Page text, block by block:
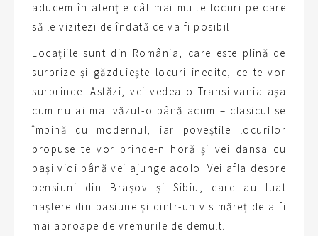
aducem în atenție cât mai multe locuri pe care
să le vizitezi de îndată ce va fi posibil.
Locațiile sunt din România, care este plină de
surprize și găzduiește locuri inedite, ce te vor
surprinde. Astăzi, vei vedea o Transilvania așa
cum nu ai mai văzut-o până acum – clasicul se
îmbină cu modernul, iar poveștile locurilor
propuse te vor prinde-n horă și vei dansa cu
pași vioi până vei ajunge acolo. Vei afla despre
pensiuni din Brașov și Sibiu, care au luat
naștere din pasiune și dintr-un vis măreț de a fi
mai aproape de vremurile de demult.